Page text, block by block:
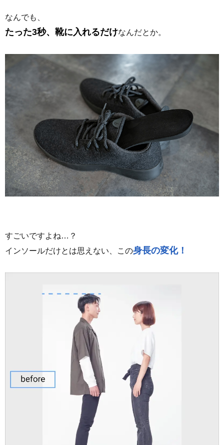
なんでも、
たった3秒、靴に入れるだけなんだとか。
すごいですよね…？
インソールだけとは思えない、この身長の変化！